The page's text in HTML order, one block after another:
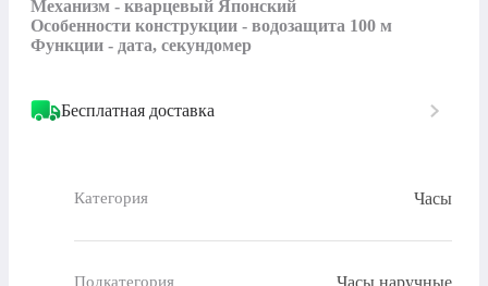
Механизм - кварцевый Японский
Особенности конструкции - водозащита 100 м
Функции - дата, секундомер
Бесплатная доставка
Категория Часы
Подкатегория Часы наручные